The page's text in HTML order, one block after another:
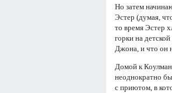
Но затем
Эстер (думая,
то время Эстер
горки на
Джона, и что он
Домой к
неоднократно
с приютом, в